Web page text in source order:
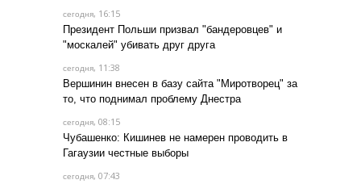
сегодня, 16:15
Президент Польши призвал "бандеровцев" и
"москалей" убивать друг друга
сегодня, 11:38
Вершинин внесен в базу сайта "Миротворец" за
то, что поднимал проблему Днестра
сегодня, 08:15
Чубашенко: Кишинев не намерен проводить в
Гагаузии честные выборы
сегодня, 07:43